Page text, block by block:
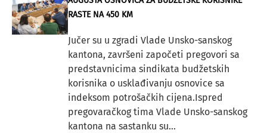
RASTE NA 450 KM
Jučer su u zgradi Vlade Unsko-sanskog
kantona, završeni započeti pregovori sa
predstavnicima sindikata budžetskih
korisnika o usklađivanju osnovice sa
indeksom potrošačkih cijena.Ispred
pregovaračkog tima Vlade Unsko-sanskog
kantona na sastanku su...